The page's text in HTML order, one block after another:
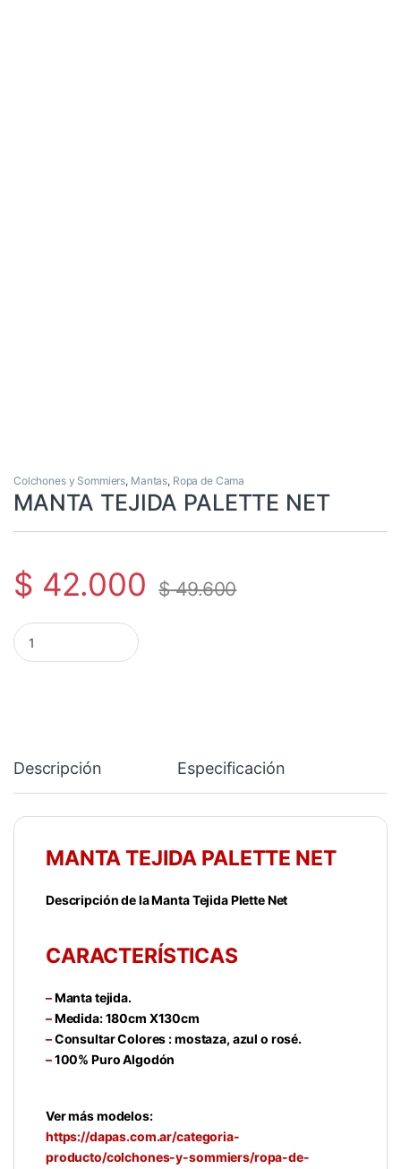
Colchones y Sommiers, Mantas, Ropa de Cama
MANTA TEJIDA PALETTE NET
$ 42.000 $49.600
MANTA TEJIDA PALETTE NET cantidad
Descripción Especificación
MANTA TEJIDA PALETTE NET
Descripción de la Manta Tejida Plette Net
CARACTERÍSTICAS
–Manta tejida.
–Medida: 180cm X130cm
–Consultar Colores : mostaza, azul o rosé.
–100% Puro Algodón
Ver más modelos:
https://dapas.com.ar/categoria-
producto/colchones-y-sommiers/ropa-de-